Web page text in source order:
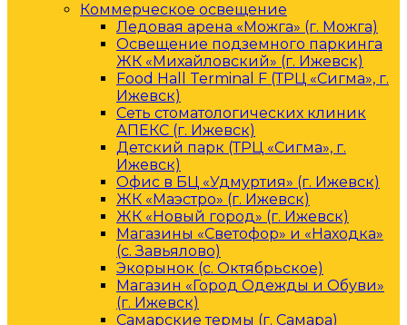
Коммерческое освещение
Ледовая арена «Можга» (г. Можга)
Освещение подземного паркинга
ЖК «Михайловский» (г. Ижевск)
Food Hall Terminal F (ТРЦ «Сигма», г.
Ижевск)
Сеть стоматологических клиник
АПЕКС (г. Ижевск)
Детский парк (ТРЦ «Сигма», г.
Ижевск)
Офис в БЦ «Удмуртия» (г. Ижевск)
ЖК «Маэстро» (г. Ижевск)
ЖК «Новый город» (г. Ижевск)
Магазины «Светофор» и «Находка»
(с. Завьялово)
Экорынок (с. Октябрьское)
Магазин «Город Одежды и Обуви»
(г. Ижевск)
Самарские термы (г. Самара)